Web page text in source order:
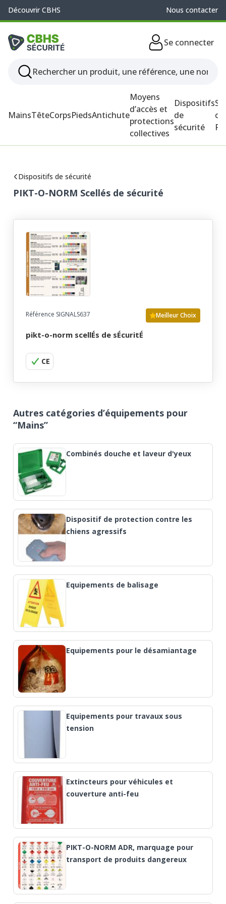
Découvrir CBHS Nous contacter
Se connecter
MainsTêteCorpsPiedsAntichute
Moyens
d’accès et
protections
collectives
Dispositifs
de
sécurité
Dispositifs de sécurité
PIKT-O-NORM Scellés de sécurité
Référence SIGNALS637 Meilleur Choix
pikt-o-norm scellÉs de sÉcuritÉ
CE
Autres catégories d’équipements pour
“Mains”
Combinés douche et laveur d'yeux
Dispositif de protection contre les
chiens agressifs
Equipements de balisage
Equipements pour le désamiantage
Equipements pour travaux sous
tension
Extincteurs pour véhicules et
couverture anti-feu
PIKT-O-NORM ADR, marquage pour
transport de produits dangereux